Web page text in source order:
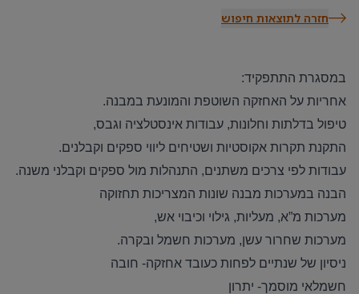
חזרה לתוצאות חיפוש
במסגרת התתפקיד:
אחריות על האחזקה השוטפת והמונעת במבנה.
טיפול בדלתות וחלונות, עבודות אינסטלציה וגבס,
התקנת תקרות אקוסטיות ושטיחים ליווי ספקים וקבלנים.
עבודות לפי צרכים משתנים, התנהלות מול ספקים וקבלני משנה.
הבנה במערכות מבנה שונות המצריכות תחזוקה
מערכות מ”א, מעליות, גילוי וכיבוי אש,
מערכות שחרור עשן, מערכות חשמל ובקרה.
ניסיון של שנתיים לפחות כעובד אחזקה- חובה
חשמלאי מוסמך- יתרון